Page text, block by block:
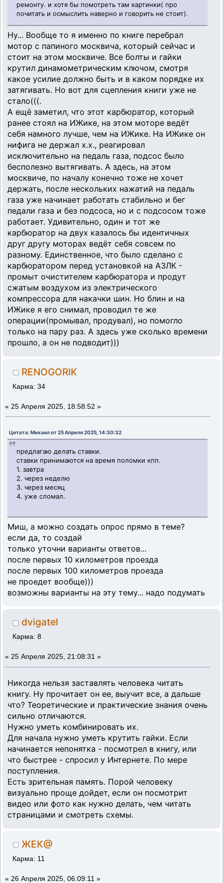
ремонту. и хотя бы помотреть там картинки( про
почитать и осмыслить наверно и говорить не стоит).
Ну... Вообще то я именно по книге перебрал
мотор с папиного москвича, который сейчас и
стоит на этом москвиче. Все болты и гайки
крутил динамометрическим ключом, смотря
какое усилие должно быть и в каком порядке их
затягивать. Но вот для сцепления книги уже не
стало(((.
А ещё заметил, что этот карбюратор, который
ранее стоял на ИЖике, на этом моторе ведёт
себя намного лучше, чем на ИЖике. На ИЖике он
нифига не держал х.х., реагировал
исключительно на педаль газа, подсос было
бесполезно вытягивать. А здесь, на этом
москвиче, по началу конечно тоже не хочет
держать, после нескольких нажатий на педаль
газа уже начинает работать стабильно и бег
педали газа и без подсоса, но и с подсосом тоже
работает. Удивительно, один и тот же
карбюратор на двух казалось бы идентичных
друг другу моторах ведёт себя совсем по
разному. Единственное, что было сделано с
карбюратором перед установкой на АЗЛК -
промыт очистителем карбюратора и продут
сжатым воздухом из электрического
компрессора для накачки шин. Но блин и на
ИЖике я его снимал, проводил те же
операции(промывал, продувал), но помогло
только на пару раз. А здесь уже сколько времени
прошло, а он не подводит)))
RENOGORIK
Карма: 34
« 25 Апреля 2025, 18:58:52 »
Цитата: Михаил от 25 Апреля 2025, 14:30:32
предлагаю делать ставки.
ставки принимаются на время поломки кпп.
1. завтра
2. через неделю
3. через месяц
4. уже сломал.
Миш, а можно создать опрос прямо в теме?
если да, то создай
только уточни варианты ответов...
после первых 10 километров проезда
после первых 100 километров проезда
не проедет вообще)))
возможны варианты на эту тему... надо подумать
dvigatel
Карма: 8
« 25 Апреля 2025, 21:08:31 »
Никогда нельзя заставлять человека читать
книгу. Ну прочитает он ее, выучит все, а дальше
что? Теоретические и практические знания очень
сильно отличаются.
Нужно уметь комбинировать их.
Для начала нужно уметь крутить гайки. Если
начинается непонятка - посмотрел в книгу, или
что быстрее - спросил у Интернете. По мере
поступления.
Есть зрительная память. Порой человеку
визуально проще дойдет, если он посмотрит
видео или фото как нужно делать, чем читать
страницами и смотреть схемы.
ЖЕК@
Карма: 11
« 26 Апреля 2025, 06:09:11 »